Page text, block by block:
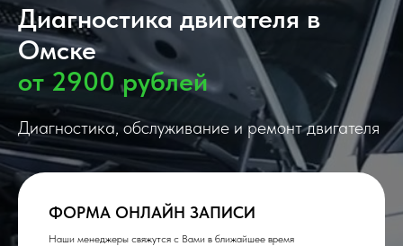
Диагностика двигателя в
Омске
от 2900 рублей
Диагностика, обслуживание и ремонт двигателя
ФОРМА ОНЛАЙН ЗАПИСИ
Наши менеджеры свяжутся с Вами в ближайшее время